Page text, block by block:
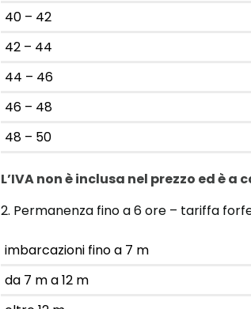
40 – 42
42 – 44
44 – 46
46 – 48
48 – 50
L’IVA non è inclusa nel prezzo ed è a
2. Permanenza fino a 6 ore – tariffa
imbarcazioni fino a 7 m
da 7 m a 12 m